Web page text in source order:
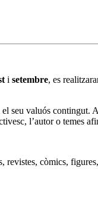
i setembre, es
seu valuós
l’autor o temes
còmics,